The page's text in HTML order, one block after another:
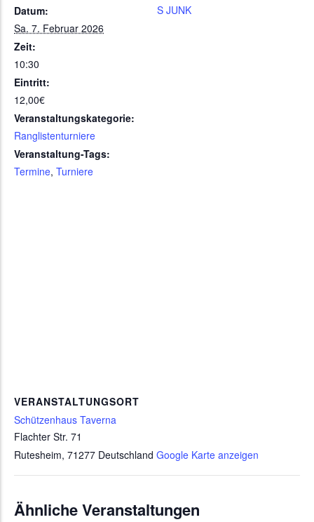
Datum:
Sa. 7. Februar 2026
Zeit:
10:30
Eintritt:
12,00€
Veranstaltungskategorie:
Ranglistenturniere
Veranstaltung-Tags:
Termine, Turniere
S JUNK
VERANSTALTUNGSORT
Schützenhaus Taverna
Flachter Str. 71
Rutesheim, 71277 Deutschland Google Karte anzeigen
Ähnliche Veranstaltungen